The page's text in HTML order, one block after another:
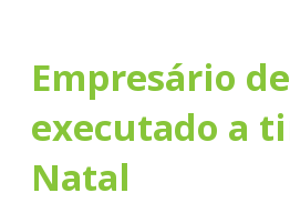
Empresário
executado a
Natal